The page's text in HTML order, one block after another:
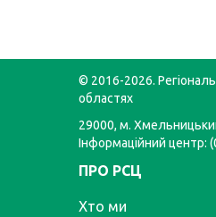
© 2016-2026.
областях
29000, м.
Інформаційний центр:
ПРО РСЦ
Хто ми